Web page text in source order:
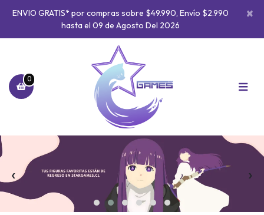
ENVIO GRATIS* por compras sobre $49.990, Envío $2.990
hasta el 09 de Agosto Del 2026
×
0
‹ ›